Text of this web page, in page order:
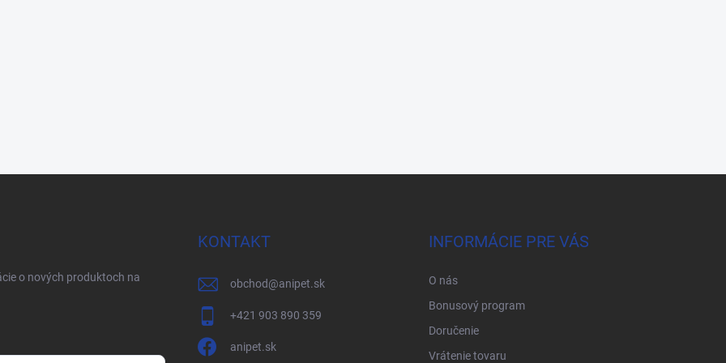
o nových produktoch na
KONTAKT
obchod@anipet.sk
+421 903 890 359
anipet.sk
INFORMÁCIE PRE VÁS
O nás
Bonusový program
Doručenie
Vrátenie tovaru